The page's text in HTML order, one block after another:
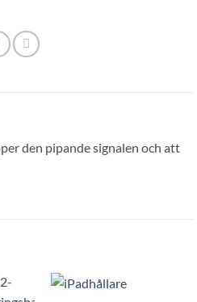
den pipande signalen och att
+